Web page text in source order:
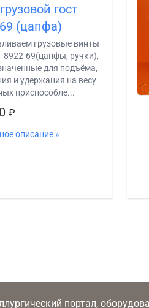
гост
(цапфа)
грузовые винты
8922-69(цапфы, ручки),
для подъёма,
и удержания на весу
приспособле...
₽
описание »
портал,